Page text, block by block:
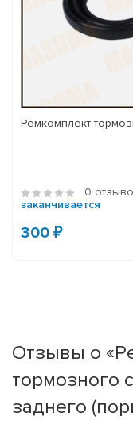
Ремкомплект
0
заканчивается
300 ₽
Отзывы о
тормозного
заднего